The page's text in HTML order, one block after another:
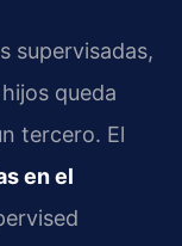
supervisadas,
queda
tercero. El
en el